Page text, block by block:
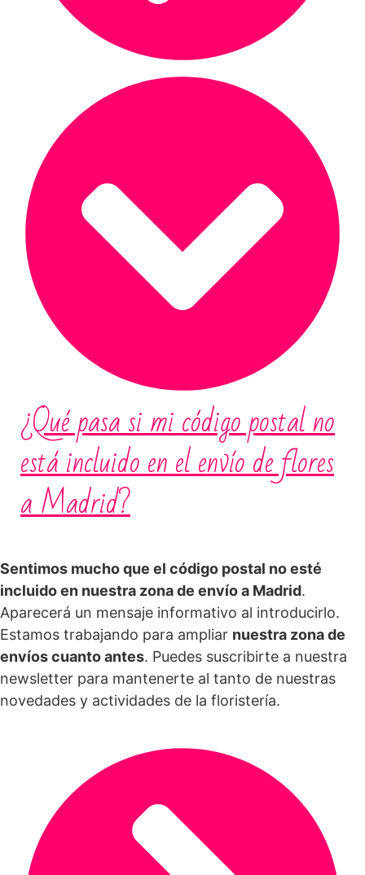
¿Qué pasa si mi código postal no
está incluido en el envío de flores
a Madrid?
Sentimos mucho que el código postal no esté
incluido en nuestra zona de envío a Madrid.
Aparecerá un mensaje informativo al introducirlo.
Estamos trabajando para ampliar nuestra zona de
envíos cuanto antes. Puedes suscribirte a nuestra
newsletter para mantenerte al tanto de nuestras
novedades y actividades de la floristería.